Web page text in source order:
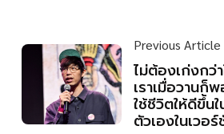
Previous Article
ไม่ต้องเก่งกว่
เราเมื่อวานก็
ใช้ชีวิตให้ดีขึ้น
ตัวเองในเวอ